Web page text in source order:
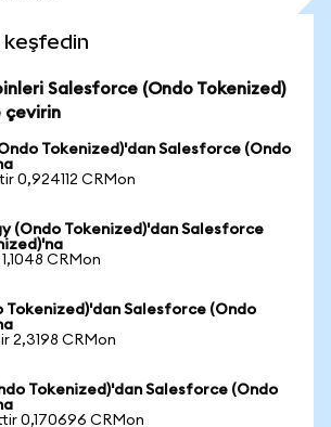
keşfedin
Salesforce (Ondo Tokenized)
çevirin
Tokenized)'dan Salesforce (Ondo
0,924112 CRMon
(Ondo Tokenized)'dan Salesforce
CRMon
Tokenized)'dan Salesforce (Ondo
2,3198 CRMon
Tokenized)'dan Salesforce (Ondo
0,170696 CRMon